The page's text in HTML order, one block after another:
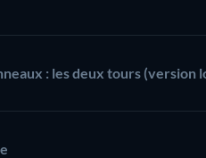
: les deux tours (version